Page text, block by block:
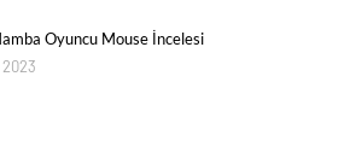
Oyuncu Mouse İncelesi